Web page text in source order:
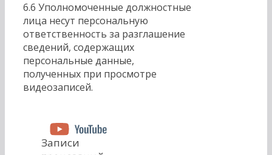
6.6 Уполномоченные должностные
лица несут персональную
ответственность за разглашение
сведений, содержащих
персональные данные,
полученных при просмотре
видеозаписей.
Записи